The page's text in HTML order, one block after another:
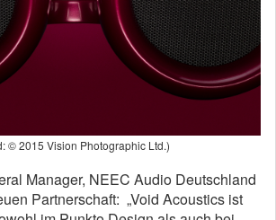
© 2015 Vision Photographic Ltd.)
Manager, NEEC Audio Deutschland
Partnerschaft: „Void Acoustics ist